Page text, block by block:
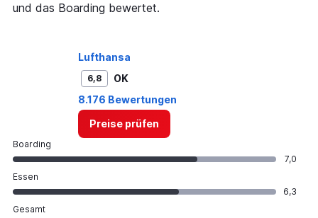
und das Boarding bewertet.
Lufthansa
6,8
OK
8.176 Bewertungen
Preise prüfen
Boarding
7,0
Essen
6,3
Gesamt